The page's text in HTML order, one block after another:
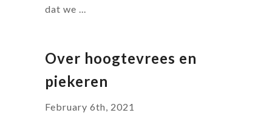
dat we ...
Over hoogtevrees en
piekeren
February 6th, 2021